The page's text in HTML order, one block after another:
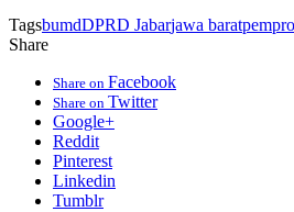
TagsbumdDPRD Jabarjawa barat
Share
Share on Facebook
Share on Twitter
Google+
Reddit
Pinterest
Linkedin
Tumblr